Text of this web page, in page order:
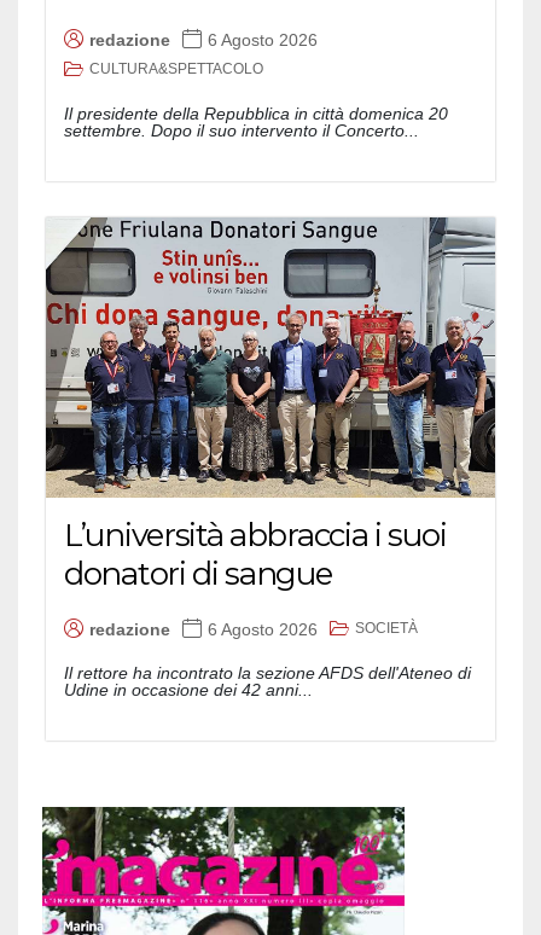
redazione 6 Agosto 2026
CULTURA&SPETTACOLO
Il presidente della Repubblica in città domenica 20
settembre. Dopo il suo intervento il Concerto...
L’università abbraccia i suoi
donatori di sangue
redazione 6 Agosto 2026 SOCIETÀ
Il rettore ha incontrato la sezione AFDS dell'Ateneo di
Udine in occasione dei 42 anni...